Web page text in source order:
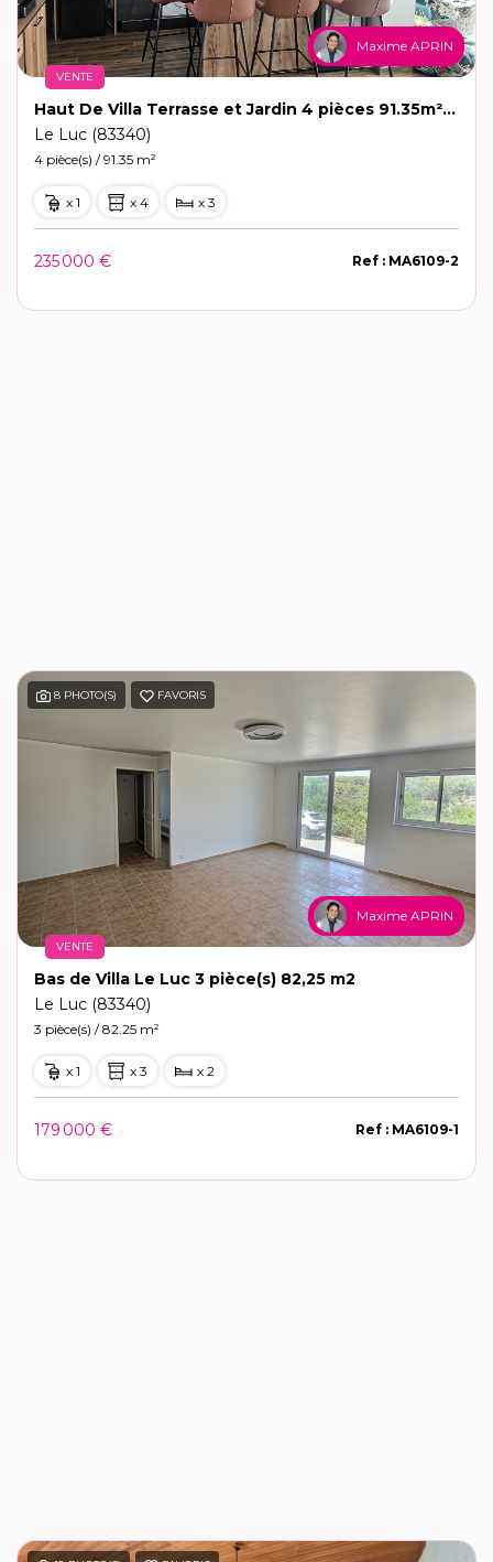
Maxime APRIN
VENTE
Haut De Villa Terrasse et Jardin 4 pièces 91.35m² Le Luc
Le Luc (83340)
4 pièce(s) / 91.35 m²
x 1 x 4 x 3
235 000 € Ref : MA6109-2
8 PHOTO(S) FAVORIS
Maxime APRIN
VENTE
Bas de Villa Le Luc 3 pièce(s) 82,25 m2
Le Luc (83340)
3 pièce(s) / 82.25 m²
x 1 x 3 x 2
179 000 € Ref : MA6109-1